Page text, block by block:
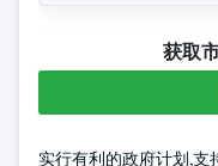
获取
实行有利的政府计划,支